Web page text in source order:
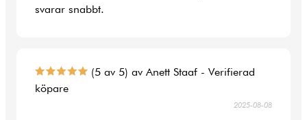
svarar snabbt.
(5 av 5) av Anett Staaf - Verifierad
köpare
2025-08-08